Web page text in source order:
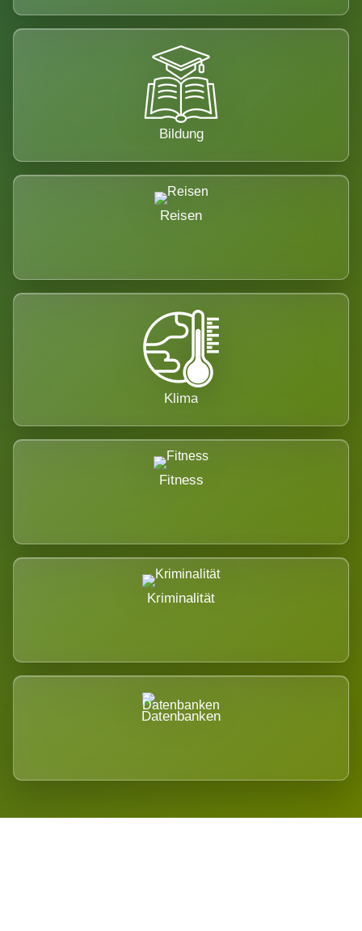
Bildung
Reisen
Klima
Fitness
Kriminalität
Datenbanken